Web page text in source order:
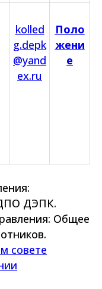
kolled
g.depk
@yand
ex.ru
Поло
жени
е
ДЭПК.
Общее
совете